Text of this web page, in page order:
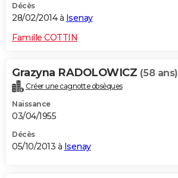
Décès
28/02/2014 à Isenay
Famille COTTIN
Grazyna RADOLOWICZ (58 ans)
Créer une cagnotte obsèques
Naissance
03/04/1955
Décès
05/10/2013 à Isenay